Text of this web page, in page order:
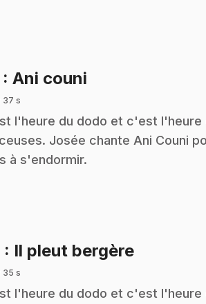
: Ani couni
37 s
l'heure du dodo et c'est l'heure
Josée chante Ani Couni
à s'endormir.
: Il pleut bergère.
35 s
l'heure du dodo et c'est l'heure